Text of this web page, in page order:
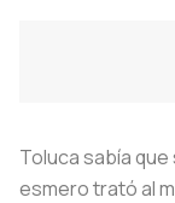
Toluca sabía
esmero trató al